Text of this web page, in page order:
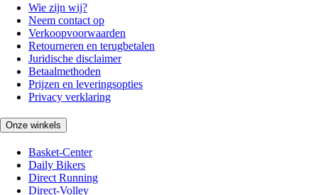
Wie zijn wij?
Neem contact op
Verkoopvoorwaarden
Retourneren en terugbetalen
Juridische disclaimer
Betaalmethoden
Prijzen en leveringsopties
Privacy verklaring
Onze winkels
Basket-Center
Daily Bikers
Direct Running
Direct-Volley